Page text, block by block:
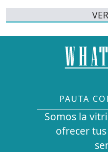
PAUTA
Somos la
ofrecer